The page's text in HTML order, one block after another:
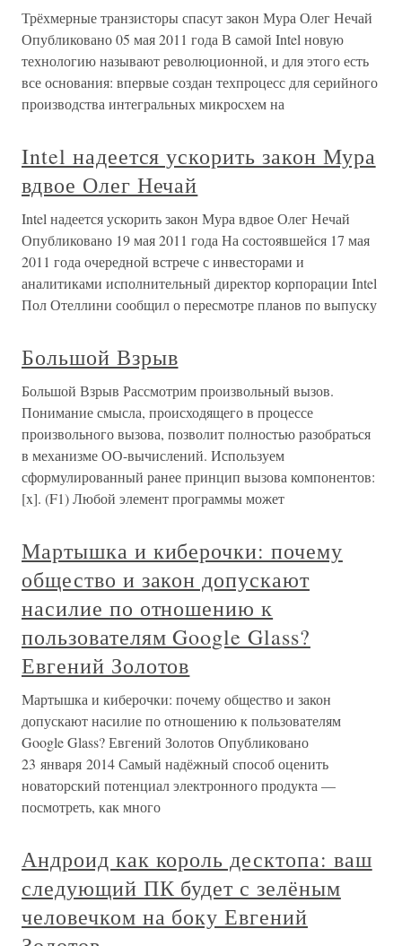
Трёхмерные транзисторы спасут закон Мура Олег Нечай
Опубликовано 05 мая 2011 года В самой Intel новую
технологию называют революционной, и для этого есть
все основания: впервые создан техпроцесс для серийного
производства интегральных микросхем на
Intel надеется ускорить закон Мура
вдвое Олег Нечай
Intel надеется ускорить закон Мура вдвое Олег Нечай
Опубликовано 19 мая 2011 года На состоявшейся 17 мая
2011 года очередной встрече с инвесторами и
аналитиками исполнительный директор корпорации Intel
Пол Отеллини сообщил о пересмотре планов по выпуску
Большой Взрыв
Большой Взрыв Рассмотрим произвольный вызов.
Понимание смысла, происходящего в процессе
произвольного вызова, позволит полностью разобраться
в механизме ОО-вычислений. Используем
сформулированный ранее принцип вызова компонентов:
[x]. (F1) Любой элемент программы может
Мартышка и киберочки: почему
общество и закон допускают
насилие по отношению к
пользователям Google Glass?
Евгений Золотов
Мартышка и киберочки: почему общество и закон
допускают насилие по отношению к пользователям
Google Glass? Евгений Золотов Опубликовано
23 января 2014 Самый надёжный способ оценить
новаторский потенциал электронного продукта —
посмотреть, как много
Андроид как король десктопа: ваш
следующий ПК будет с зелёным
человечком на боку Евгений